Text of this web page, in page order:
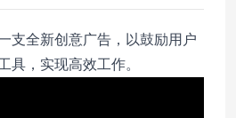
支全新创意广告，以鼓励用户
具，实现高效工作。